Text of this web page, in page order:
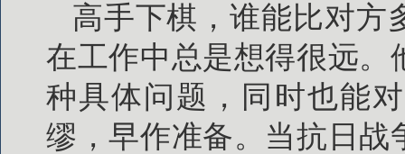
高手下棋，谁能比对方
在工作中总是想得很远。
种具体问题，同时也能
缪，早作准备。当抗日战